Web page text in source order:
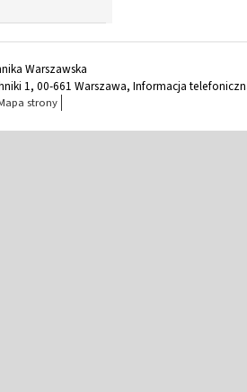
Warszawska
1, 00-661 Warszawa, Informacja
strony